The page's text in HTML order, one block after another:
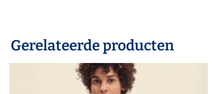
Gerelateerde producten